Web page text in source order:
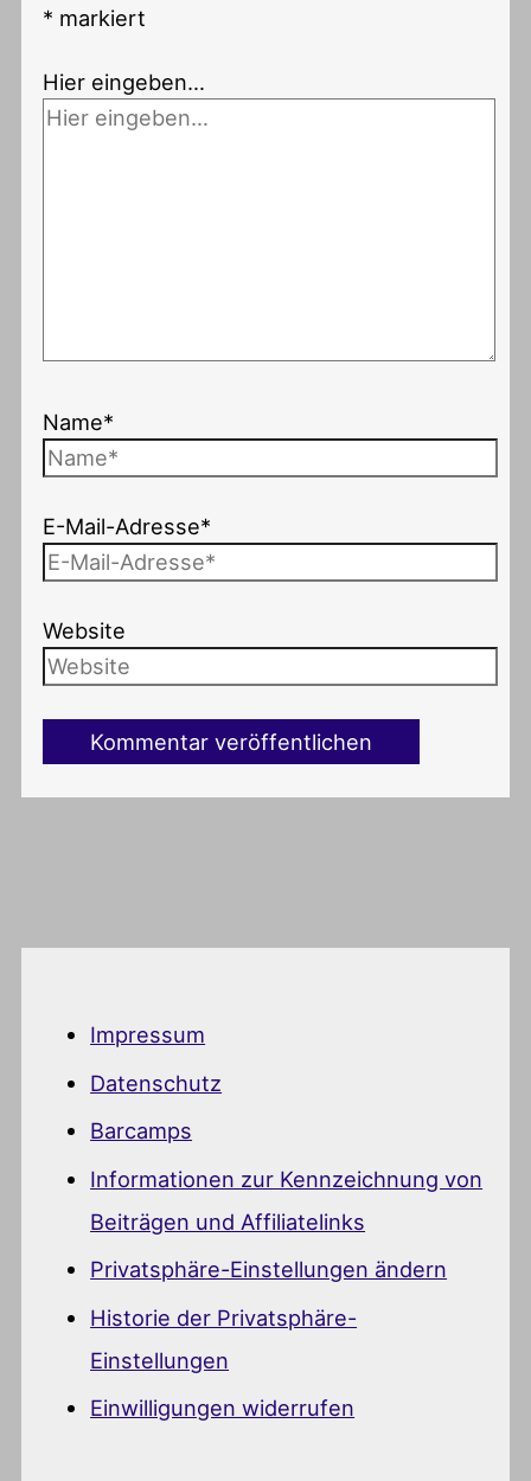
* markiert
Hier eingeben…
Name*
E-Mail-Adresse*
Website
Impressum
Datenschutz
Barcamps
Informationen zur Kennzeichnung von
Beiträgen und Affiliatelinks
Privatsphäre-Einstellungen ändern
Historie der Privatsphäre-
Einstellungen
Einwilligungen widerrufen